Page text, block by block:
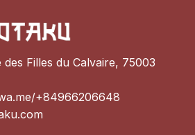
des Filles du Calvaire, 75003
+84966206648